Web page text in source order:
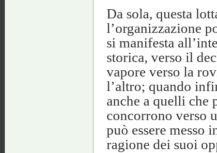
Da sola, questa
l’organizzazione
si manifesta
storica, verso il
vapore verso la
l’altro; quando
anche a quelli che
concorrono verso
può essere messo
ragione dei suoi